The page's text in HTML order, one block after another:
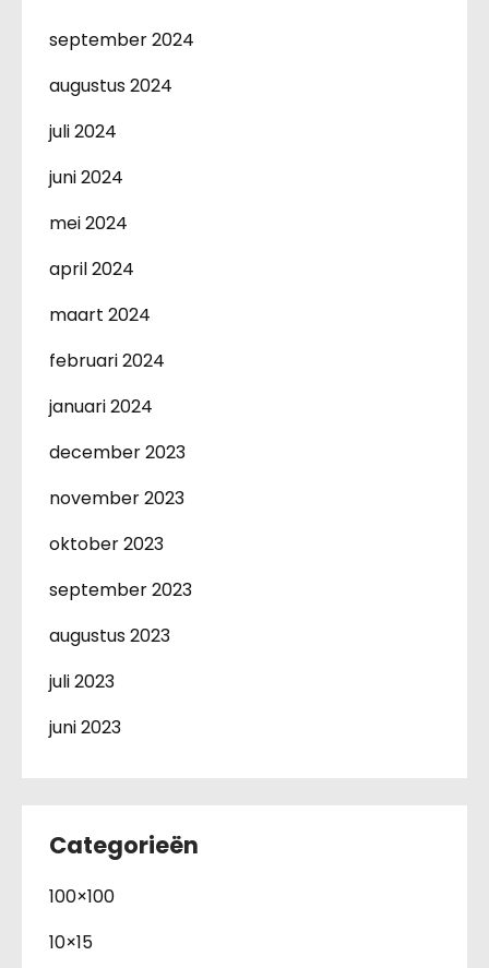
september 2024
augustus 2024
juli 2024
juni 2024
mei 2024
april 2024
maart 2024
februari 2024
januari 2024
december 2023
november 2023
oktober 2023
september 2023
augustus 2023
juli 2023
juni 2023
Categorieën
100×100
10×15